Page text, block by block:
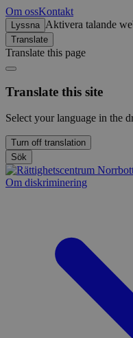
Om ossKontakt
Lyssna Aktivera talande
Translate
Translate this page
Translate this site
Select your language in the
Turn off translation
Sök
Om diskriminering